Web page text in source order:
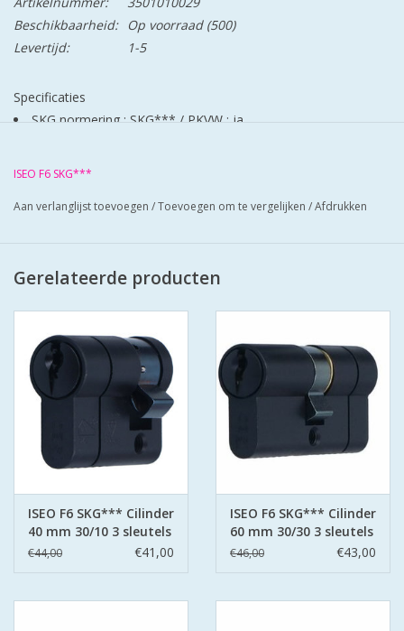
Beschikbaarheid:
Op voorraad(500)
Levertijd:
1-5
Specificaties
SKG normering : SKG*** / PKVW : ja
Slagsleutelbeveiliging : ja
Codekaart meegeleverd : nee
ISEO F6 SKG***
Aan verlanglijst toevoegen /Toevoegen om te vergelijken /Afdrukken
Gerelateerde producten
ISEO F6 SKG*** Cilinder
40 mm 30/10 3 sleutels
€44,00 €41,00
ISEO F6 SKG*** Cilinder
60 mm 30/30 3 sleutels
€46,00 €43,00